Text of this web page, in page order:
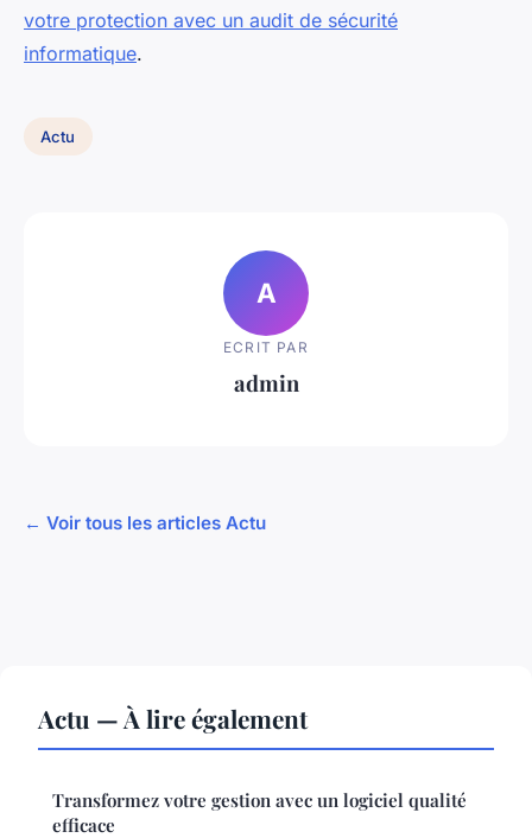
votre protection avec un audit de sécurité
informatique.
Actu
A
ECRIT PAR
admin
← Voir tous les articles Actu
Actu — À lire également
Transformez votre gestion avec un logiciel qualité
efficace